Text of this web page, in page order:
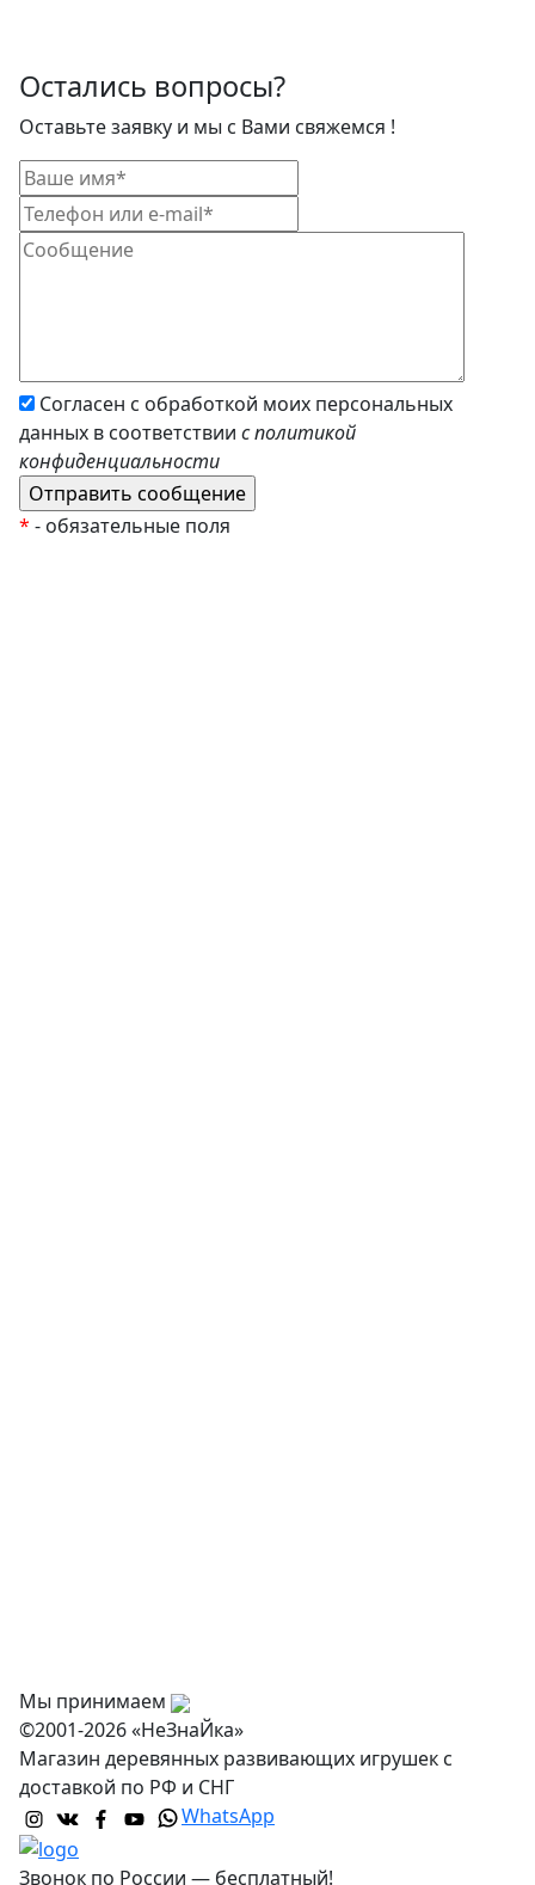
Остались вопросы?
Оставьте заявку и мы с Вами свяжемся !
Согласен с обработкой моих персональных
данных в соответствии с политикой
конфиденциальности
* - обязательные поля
Мы принимаем
©2001-2026 «НеЗнаЙка»
Магазин деревянных развивающих игрушек с
доставкой по РФ и СНГ
WhatsApp
Звонок по России — бесплатный!